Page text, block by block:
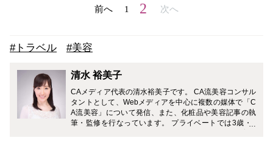
前へ 1 2 次へ
#トラベル #美容
清水 裕美子
CAメディア代表の清水裕美子です。 CA流美容コンサル
タントとして、Webメディアを中心に複数の媒体で「C
A流美容」について発信、また、化粧品や美容記事の執
筆・監修を行なっています。 プライベートでは3歳・7